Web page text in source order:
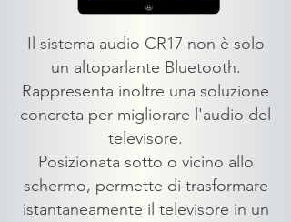
Il sistema audio CR17 non è solo
un altoparlante Bluetooth.
Rappresenta inoltre una soluzione
concreta per migliorare l'audio del
televisore.
Posizionata sotto o vicino allo
schermo, permette di trasformare
istantaneamente il televisore in un